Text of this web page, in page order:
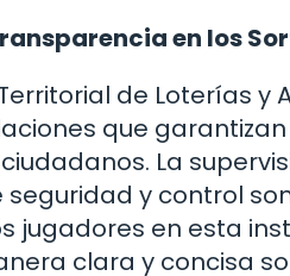
en los
de Loterías
que
La
seguridad y control
jugadores en esta
clara y concisa